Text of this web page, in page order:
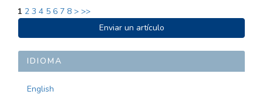
1 2 3 4 5 6 7 8 > >>
ENVIAR
UN
ARTÍCULO
Enviar un artículo
IDIOMA
English